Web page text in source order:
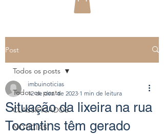
Post
Todos os posts
CLASSIFICADOS
NOTÍCIAS
Todos os posts
Situação da lixeira na rua
Tocantins têm gerado
imbuinoticias
12 de dez. de 2023 1 min de leitura